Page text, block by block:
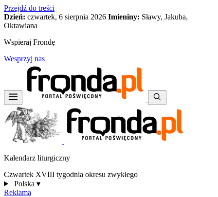
Przejdź do treści
Dzień: czwartek, 6 sierpnia 2026 Imieniny: Sławy, Jakuba,
Oktawiana
Wspieraj Frondę
Wesprzyj nas
Kalendarz liturgiczny
Czwartek XVIII tygodnia okresu zwykłego
Polska ▾
Reklama